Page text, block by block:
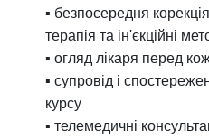
▪️ безпосередня
терапія та ін'єкційні
▪️ огляд лікаря перед
▪️ супровід і
курсу
▪️ телемедичні